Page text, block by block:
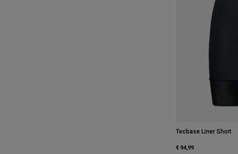
Tecbase Liner Short
€ 94,99